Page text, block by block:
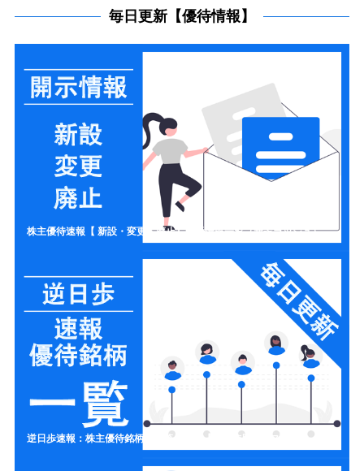
毎日更新【優待情報】
株主優待速報【 新設・変更・廃止】開示情報一覧（新設ラッシュ）
逆日歩速報：株主優待銘柄の一覧リスト【制度信用クロス取引】